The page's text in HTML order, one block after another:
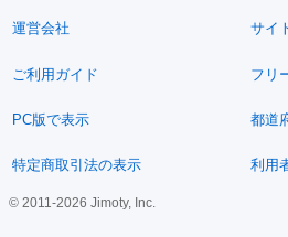
運営会社 サイ
ご利用ガイド フリ
PC版で表示 都道
特定商取引法の表示 利用
© 2011-2026 Jimoty, Inc.